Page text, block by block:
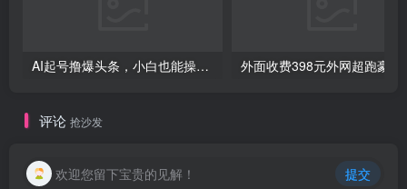
AI起号撸爆头条，小白也能操作，日入2000+
评论 抢沙发
欢迎您留下宝贵的见解！ 提交